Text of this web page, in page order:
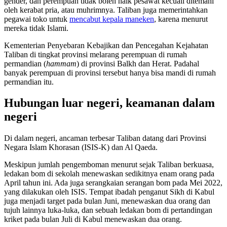
oleh kerabat pria, atau muhrimnya. Taliban juga memerintahkan
pegawai toko untuk mencabut kepala maneken, karena menurut
mereka tidak Islami.
Kementerian Penyebaran Kebajikan dan Pencegahan Kejahatan
Taliban di tingkat provinsi melarang perempuan di rumah
permandian (hammam) di provinsi Balkh dan Herat. Padahal
banyak perempuan di provinsi tersebut hanya bisa mandi di rumah
permandian itu.
Hubungan luar negeri, keamanan dalam
negeri
Di dalam negeri, ancaman terbesar Taliban datang dari Provinsi
Negara Islam Khorasan (ISIS-K) dan Al Qaeda.
Meskipun jumlah pengemboman menurut sejak Taliban berkuasa,
ledakan bom di sekolah menewaskan sedikitnya enam orang pada
April tahun ini. Ada juga serangkaian serangan bom pada Mei 2022,
yang dilakukan oleh ISIS. Tempat ibadah penganut Sikh di Kabul
juga menjadi target pada bulan Juni, menewaskan dua orang dan
tujuh lainnya luka-luka, dan sebuah ledakan bom di pertandingan
kriket pada bulan Juli di Kabul menewaskan dua orang.